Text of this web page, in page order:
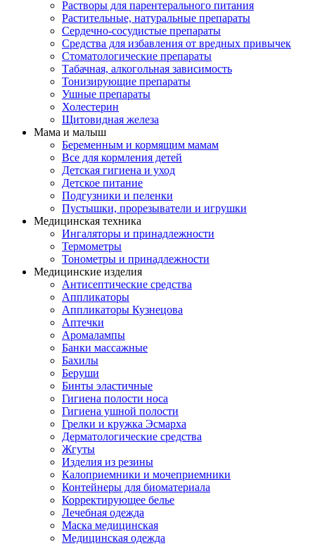
Растворы для парентерального питания
Растительные, натуральные препараты
Сердечно-сосудистые препараты
Средства для избавления от вредных привычек
Стоматологические препараты
Табачная, алкогольная зависимость
Тонизирующие препараты
Ушные препараты
Холестерин
Щитовидная железа
Мама и малыш
Беременным и кормящим мамам
Все для кормления детей
Детская гигиена и уход
Детское питание
Подгузники и пеленки
Пустышки, прорезыватели и игрушки
Медицинская техника
Ингаляторы и принадлежности
Термометры
Тонометры и принадлежности
Медицинские изделия
Антисептические средства
Аппликаторы
Аппликаторы Кузнецова
Аптечки
Аромалампы
Банки массажные
Бахилы
Беруши
Бинты эластичные
Гигиена полости носа
Гигиена ушной полости
Грелки и кружка Эсмарха
Дерматологические средства
Жгуты
Изделия из резины
Калоприемники и мочеприемники
Контейнеры для биоматериала
Корректирующее белье
Лечебная одежда
Маска медицинская
Медицинская одежда